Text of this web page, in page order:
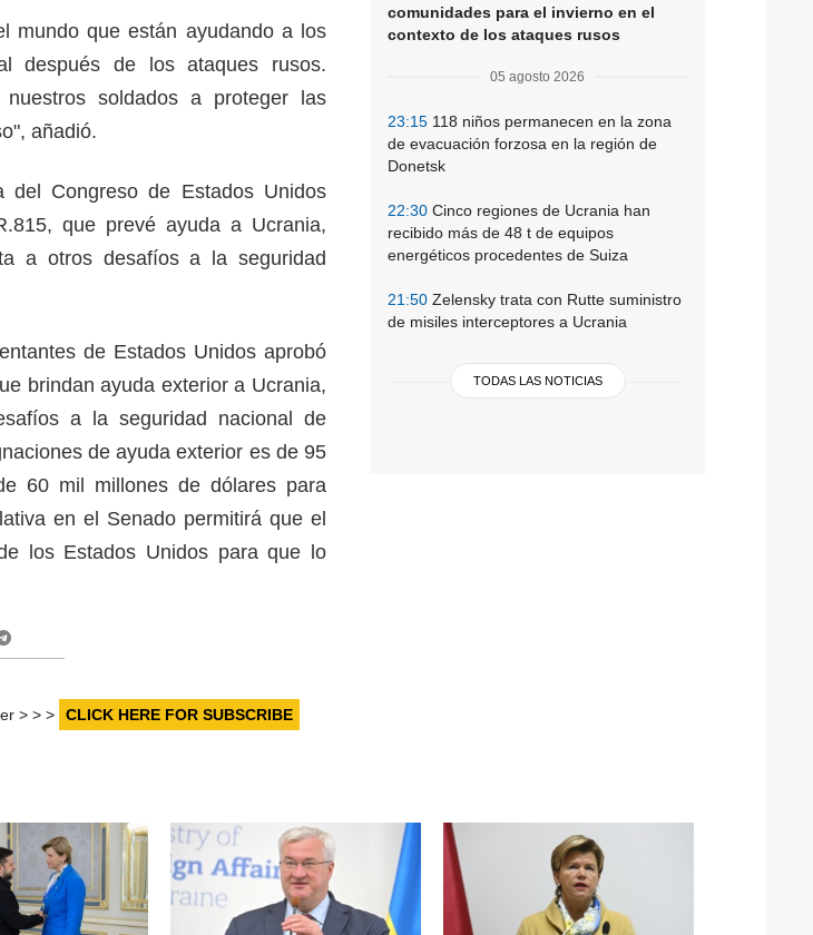
comunidades para el invierno en el
contexto de los ataques rusos
05 agosto 2026
23:15 118 niños permanecen en la zona
de evacuación forzosa en la región de
Donetsk
22:30 Cinco regiones de Ucrania han
recibido más de 48 t de equipos
energéticos procedentes de Suiza
21:50 Zelensky trata con Rutte suministro
de misiles interceptores a Ucrania
TODAS LAS NOTICIAS
mundo que están ayudando a los
después de los ataques rusos.
soldados a proteger las
añadió.
del Congreso de Estados Unidos
que prevé ayuda a Ucrania,
a otros desafíos a la seguridad
de Estados Unidos aprobó
brindan ayuda exterior a Ucrania,
a la seguridad nacional de
de ayuda exterior es de 95
60 mil millones de dólares para
en el Senado permitirá que el
los Estados Unidos para que lo
> > > CLICK HERE FOR SUBSCRIBE